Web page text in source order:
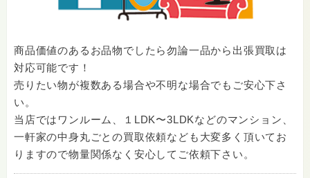
商品価値のあるお品物でしたら勿論一品から出張買取は
対応可能です！
売りたい物が複数ある場合や不明な場合でもご安心下さ
い。
当店ではワンルーム、１LDK〜3LDKなどのマンション、
一軒家の中身丸ごとの買取依頼なども大変多く頂いてお
りますので物量関係なく安心してご依頼下さい。